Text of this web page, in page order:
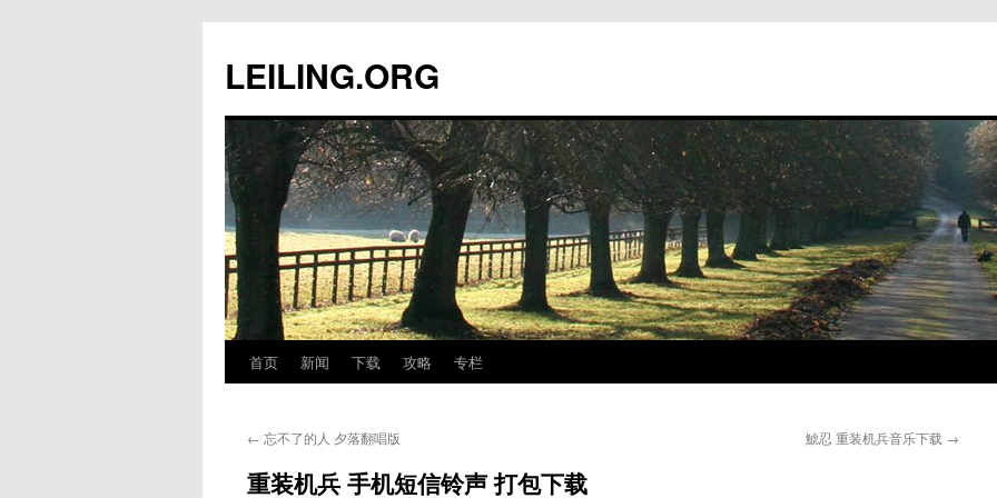
文
LEILING.ORG
首页 新闻 下载 攻略 专栏
← 忘不了的人 夕落翻唱版 鯱忍 重装机兵音乐下载 →
重装机兵 手机短信铃声 打包下载